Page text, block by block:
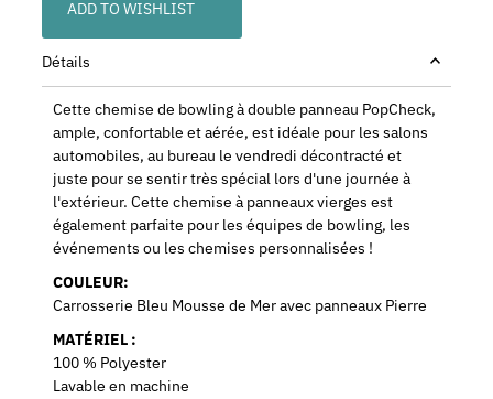
ADD TO WISHLIST
Détails
Cette chemise de bowling à double panneau PopCheck,
ample, confortable et aérée, est idéale pour les salons
automobiles, au bureau le vendredi décontracté et
juste pour se sentir très spécial lors d'une journée à
l'extérieur. Cette chemise à panneaux vierges est
également parfaite pour les équipes de bowling, les
événements ou les chemises personnalisées !
COULEUR:
Carrosserie Bleu Mousse de Mer avec panneaux Pierre
MATÉRIEL :
100 % Polyester
Lavable en machine